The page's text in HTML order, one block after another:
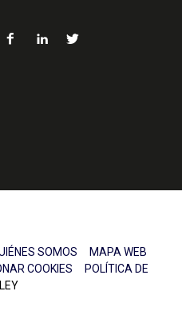
SOMOS
MAPA WEB
COOKIES
POLÍTICA DE